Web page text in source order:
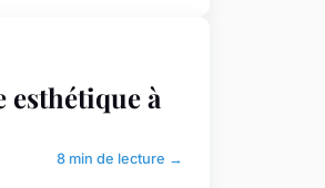
esthétique à
8 min de lecture →